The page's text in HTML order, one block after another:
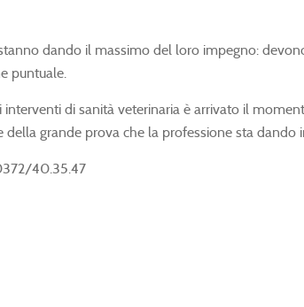
dando il massimo del loro impegno:
puntuale.
di sanità veterinaria è arrivato il
grande prova che la professione sta dando
40.35.47